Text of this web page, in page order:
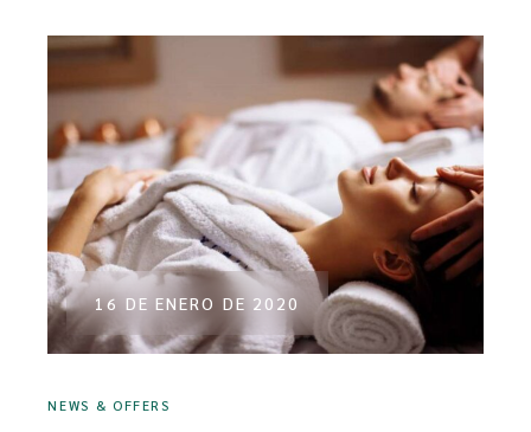
16 DE ENERO DE 2020
NEWS & OFFERS